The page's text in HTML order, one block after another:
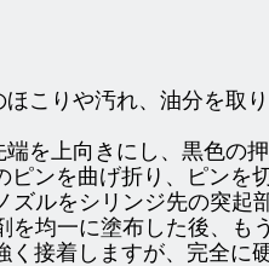
こりや汚れ、油分を取
端を上向きにし、黒色の
ピンを曲げ折り、ピンを
ズルをシリンジ先の突起
を均一に塗布した後、も
く接着しますが、完全に